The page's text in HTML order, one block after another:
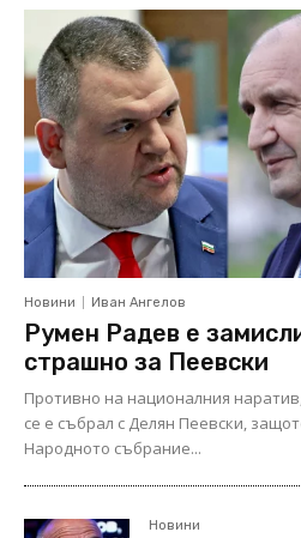
Новини Иван Ангелов
Румен Радев е
страшно за Пеевски
Противно на националния
се е събрал с Делян Пеевски,
Народното събрание...
Новини